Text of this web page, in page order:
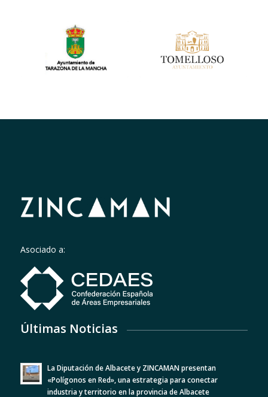
Asociado a:
Últimas Noticias
La Diputación de Albacete y ZINCAMAN presentan
«Polígonos en Red», una estrategia para conectar
industria y territorio en la provincia de Albacete